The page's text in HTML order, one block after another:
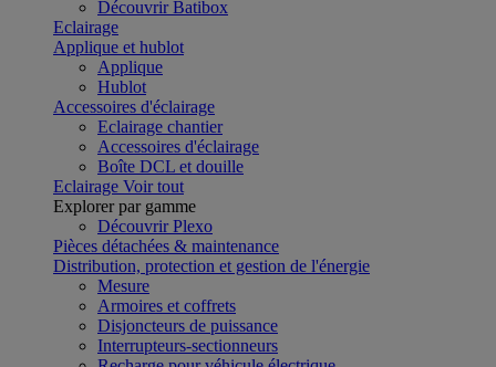
Découvrir Batibox
Eclairage
Applique et hublot
Applique
Hublot
Accessoires d'éclairage
Eclairage chantier
Accessoires d'éclairage
Boîte DCL et douille
Eclairage Voir tout
Explorer par gamme
Découvrir Plexo
Pièces détachées & maintenance
Distribution, protection et gestion de l'énergie
Mesure
Armoires et coffrets
Disjoncteurs de puissance
Interrupteurs-sectionneurs